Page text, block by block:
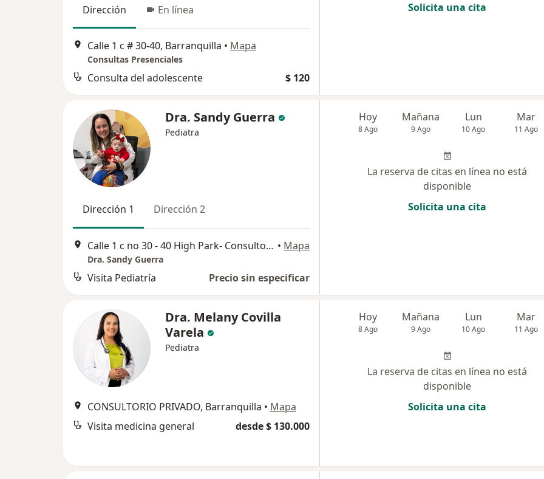
Dirección En línea
Calle 1 c # 30-40, Barranquilla • Mapa
Consultas Presenciales
Consulta del adolescente $ 120
Solicita una cita
Dra. Sandy Guerra
Pediatra
Dirección 1 Dirección 2
Calle 1 c no 30 - 40 High Park- Consultorio 153, Barranquilla • Mapa
Dra. Sandy Guerra
Visita Pediatría Precio sin especificar
Hoy
8 Ago
Mañana
9 Ago
Lun
10 Ago
Mar
11 Ago
La reserva de citas en línea no está
disponible
Solicita una cita
Dra. Melany Covilla
Varela
Pediatra
CONSULTORIO PRIVADO, Barranquilla • Mapa
Visita medicina general
desde $ 130.000
Hoy
8 Ago
Mañana
9 Ago
Lun
10 Ago
Mar
11 Ago
La reserva de citas en línea no está
disponible
Solicita una cita